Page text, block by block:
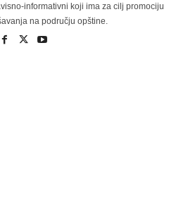
informativni koji ima za cilj promociju
na području opštine.